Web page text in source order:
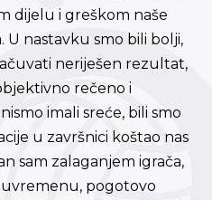
dijelu i greškom naše
U nastavku smo bili bolji,
neriješen rezultat,
rečeno i
imali sreće, bili smo
u završnici koštao nas
sam zalaganjem igrača,
pogotovo